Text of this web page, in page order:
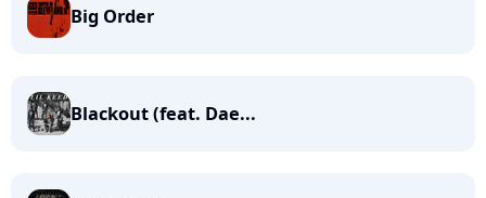
Big Order
Blackout (feat. Dae...